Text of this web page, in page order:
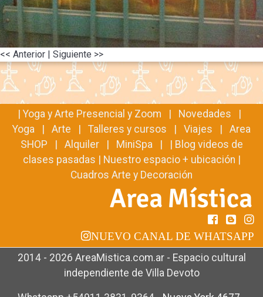
<< Anterior | Siguiente >>
| Yoga y Arte Presencial y Zoom | Novedades
|
Yoga
| Arte | Talleres y cursos | Viajes | Area
SHOP | Alquiler| MiniSpa | | Blog videos de
clases pasadas | Nuestro espacio + ubicación |
Cuadros Arte y Decoración
NUEVO CANAL DE WHATSAPP
2014 - 2026 AreaMistica.com.ar - Espacio cultural
independiente de Villa Devoto